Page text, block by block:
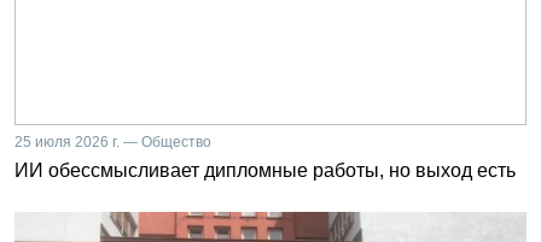
25 июля 2026 г. — Общество
ИИ обессмысливает дипломные работы, но выход есть